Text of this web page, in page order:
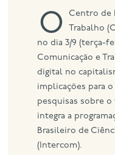
O Centro de Pesquisa em Comunicação e
Trabalho
no dia 3/9 (terça-
Comunicação e
digital no
implicações para
pesquisas sobre o
integra a
Brasileiro de
(Intercom).